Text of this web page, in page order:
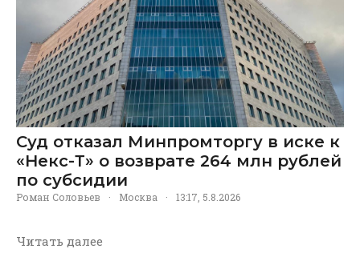
Суд отказал Минпромторгу в иске к
«Некс-Т» о возврате 264 млн рублей
по субсидии
Роман Соловьев · Москва · 13:17, 5.8.2026
Читать далее